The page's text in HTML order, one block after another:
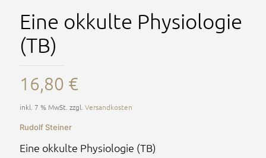
Eine okkulte Physiologie
(TB)
16,80 €
inkl. 7 % MwSt. zzgl. Versandkosten
Rudolf Steiner
Eine okkulte Physiologie (TB)